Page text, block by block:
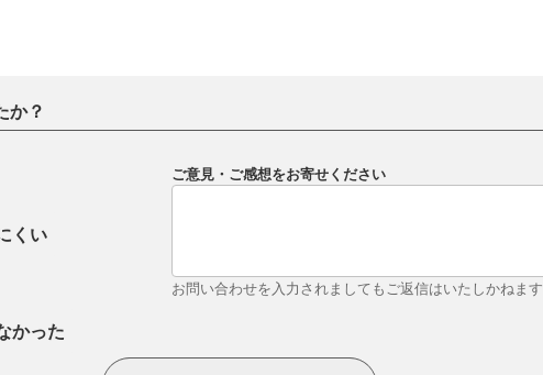
か？
くい
かった
ご意見・ご感想をお寄せください
お問い合わせを入力されましてもご返信はいたしかねます